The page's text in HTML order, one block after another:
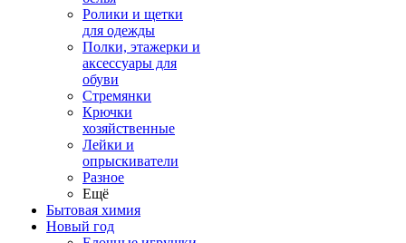
Ролики и щетки
для одежды
Полки, этажерки и
аксессуары для
обуви
Стремянки
Крючки
хозяйственные
Лейки и
опрыскиватели
Разное
Ещё
Бытовая химия
Новый год